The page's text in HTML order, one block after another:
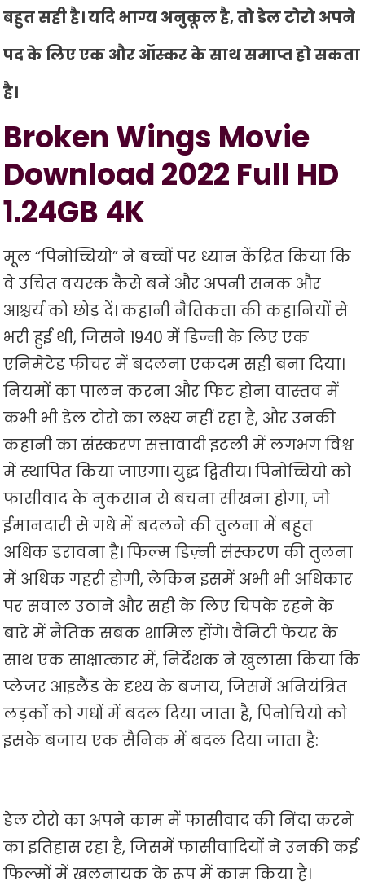
बहुत सही है। यदि भाग्य अनुकूल है, तो डेल टोरो अपने
पद के लिए एक और ऑस्कर के साथ समाप्त हो सकता
है।
Broken Wings Movie
Download 2022 Full HD
1.24GB 4K
मूल “पिनोच्चियो” ने बच्चों पर ध्यान केंद्रित किया कि
वे उचित वयस्क कैसे बनें और अपनी सनक और
आश्चर्य को छोड़ दें। कहानी नैतिकता की कहानियों से
भरी हुई थी, जिसने 1940 में डिज्नी के लिए एक
एनिमेटेड फीचर में बदलना एकदम सही बना दिया।
नियमों का पालन करना और फिट होना वास्तव में
कभी भी डेल टोरो का लक्ष्य नहीं रहा है, और उनकी
कहानी का संस्करण सत्तावादी इटली में लगभग विश्व
में स्थापित किया जाएगा। युद्ध द्वितीय। पिनोच्चियो को
फासीवाद के नुकसान से बचना सीखना होगा, जो
ईमानदारी से गधे में बदलने की तुलना में बहुत
अधिक डरावना है। फिल्म डिज़्नी संस्करण की तुलना
में अधिक गहरी होगी, लेकिन इसमें अभी भी अधिकार
पर सवाल उठाने और सही के लिए चिपके रहने के
बारे में नैतिक सबक शामिल होंगे। वैनिटी फेयर के
साथ एक साक्षात्कार में, निर्देशक ने खुलासा किया कि
प्लेजर आइलैंड के दृश्य के बजाय, जिसमें अनियंत्रित
लड़कों को गधों में बदल दिया जाता है, पिनोचियो को
इसके बजाय एक सैनिक में बदल दिया जाता है:
डेल टोरो का अपने काम में फासीवाद की निंदा करने
का इतिहास रहा है, जिसमें फासीवादियों ने उनकी कई
फिल्मों में खलनायक के रूप में काम किया है।